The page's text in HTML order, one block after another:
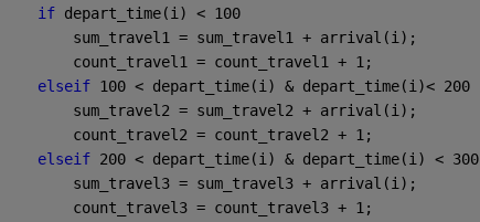
if depart_time(i) < 100
        sum_travel1 = sum_travel1 + arrival(i);
        count_travel1 = count_travel1 + 1;
elseif 100 < depart_time(i) & depart_time(i)< 200
        sum_travel2 = sum_travel2 + arrival(i);
        count_travel2 = count_travel2 + 1;
elseif 200 < depart_time(i) & depart_time(i) < 300
        sum_travel3 = sum_travel3 + arrival(i);
        count_travel3 = count_travel3 + 1;